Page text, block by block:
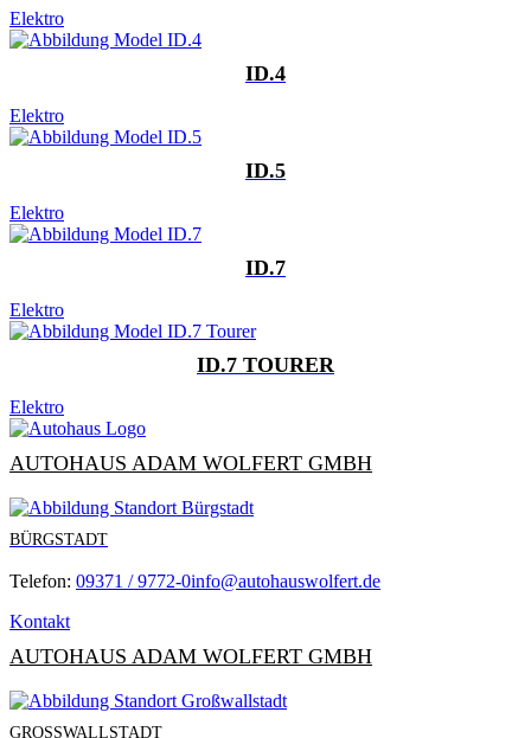
Elektro
ID.4
Elektro
ID.5
Elektro
ID.7
Elektro
ID.7 TOURER
Elektro
AUTOHAUS ADAM WOLFERT GMBH
BÜRGSTADT
Telefon: 09371 / 9772-0info@autohauswolfert.de
Kontakt
AUTOHAUS ADAM WOLFERT GMBH
GROSSWALLSTADT